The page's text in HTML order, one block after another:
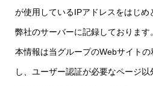
が使用しているIPアドレスをはじめ
弊社のサーバーに記録しております。
本情報は当グループのWebサイト
し、ユーザー認証が必要なページ